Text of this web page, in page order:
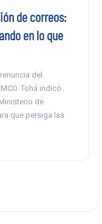
de correos:
en lo que
del
Tohá indicó
de
que persiga las